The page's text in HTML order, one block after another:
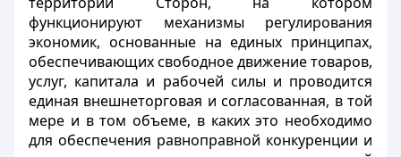
функционируют механизмы регулирования
экономик, основанные на единых принципах,
обеспечивающих свободное движение товаров,
услуг, капитала и рабочей силы и проводится
единая внешнеторговая и согласованная, в той
мере и в том объеме, в каких это необходимо
для обеспечения равноправной конкуренции и